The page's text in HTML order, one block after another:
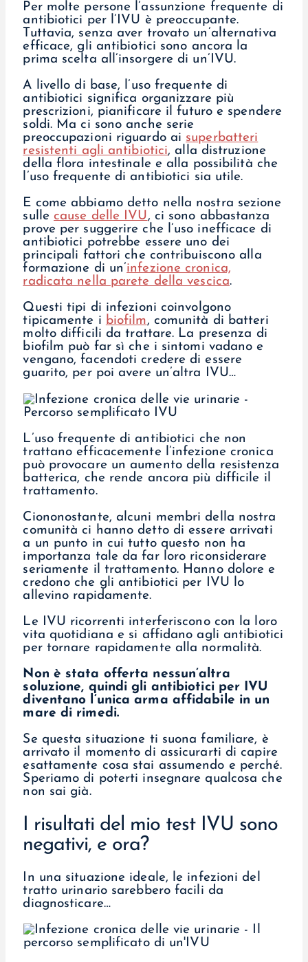
Per molte persone l’assunzione frequente di
antibiotici per l’IVU è preoccupante.
Tuttavia, senza aver trovato un’alternativa
efficace, gli antibiotici sono ancora la
prima scelta all’insorgere di un’IVU.
A livello di base, l’uso frequente di
antibiotici significa organizzare più
prescrizioni, pianificare il futuro e spendere
soldi. Ma ci sono anche serie
preoccupazioni riguardo ai superbatteri
resistenti agli antibiotici, alla distruzione
della flora intestinale e alla possibilità che
l’uso frequente di antibiotici sia utile.
E come abbiamo detto nella nostra sezione
sulle cause delle IVU, ci sono abbastanza
prove per suggerire che l’uso inefficace di
antibiotici potrebbe essere uno dei
principali fattori che contribuiscono alla
formazione di un’ infezione cronica,
radicata nella parete della vescica.
Questi tipi di infezioni coinvolgono
tipicamente i biofilm, comunità di batteri
molto difficili da trattare. La presenza di
biofilm può far sì che i sintomi vadano e
vengano, facendoti credere di essere
guarito, per poi avere un’altra IVU…
L’uso frequente di antibiotici che non
trattano efficacemente l’infezione cronica
può provocare un aumento della resistenza
batterica, che rende ancora più difficile il
trattamento.
Ciononostante, alcuni membri della nostra
comunità ci hanno detto di essere arrivati
a un punto in cui tutto questo non ha
importanza tale da far loro riconsiderare
seriamente il trattamento. Hanno dolore e
credono che gli antibiotici per IVU lo
allevino rapidamente.
Le IVU ricorrenti interferiscono con la loro
vita quotidiana e si affidano agli antibiotici
per tornare rapidamente alla normalità.
Non è stata offerta nessun’altra
soluzione, quindi gli antibiotici per IVU
diventano l’unica arma affidabile in un
mare di rimedi.
Se questa situazione ti suona familiare, è
arrivato il momento di assicurarti di capire
esattamente cosa stai assumendo e perché.
Speriamo di poterti insegnare qualcosa che
non sai già.
I risultati del mio test IVU sono
negativi, e ora?
In una situazione ideale, le infezioni del
tratto urinario sarebbero facili da
diagnosticare…